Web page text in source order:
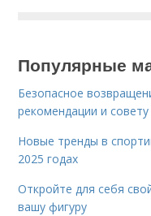
Популярные
Безопасное
рекомендации и совету
Новые тренды в
2025 годах
Откройте для себя
вашу фигуру